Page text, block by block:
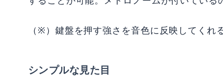
（※）鍵盤を押す強さを音色に反映してくれ
シンプルな見た目